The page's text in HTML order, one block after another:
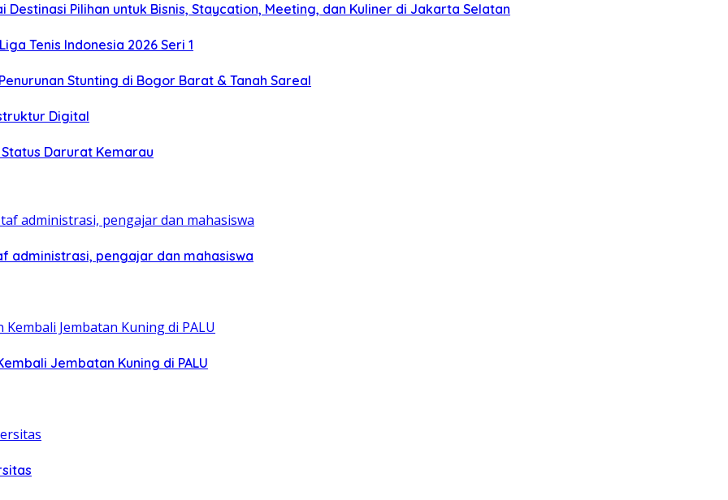
Pilihan untuk Bisnis, Staycation, Meeting, dan Kuliner di Jakarta Selatan
Tenis Indonesia 2026 Seri 1
Stunting di Bogor Barat & Tanah Sareal
Digital
Darurat Kemarau
administrasi, pengajar dan mahasiswa
Jembatan Kuning di PALU